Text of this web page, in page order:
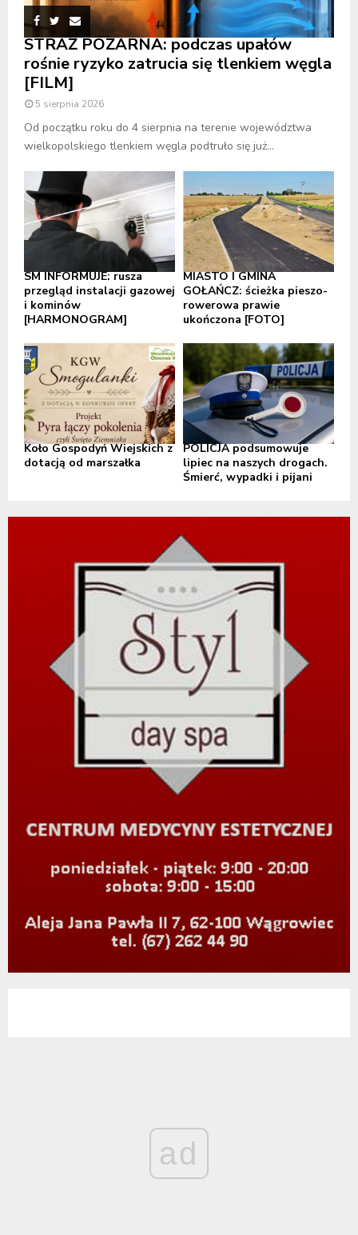
STRAŻ POŻARNA: podczas upałów
rośnie ryzyko zatrucia się tlenkiem węgla
[FILM]
5 sierpnia 2026
Od początku roku do 4 sierpnia na terenie województwa
wielkopolskiego tlenkiem węgla podtruło się już...
SM INFORMUJE: rusza
przegląd instalacji gazowej
i kominów
[HARMONOGRAM]
MIASTO I GMINA
GOŁAŃCZ: ścieżka pieszo-
rowerowa prawie
ukończona [FOTO]
Koło Gospodyń Wiejskich z
dotacją od marszałka
POLICJA podsumowuje
lipiec na naszych drogach.
Śmierć, wypadki i pijani
ad